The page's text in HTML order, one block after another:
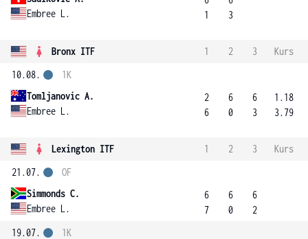
Embree L.
1
3
Bronx ITF 1 2 3
Kurs
10.08.
Tomljanovic A.
Embree L.
1K
2
6
6
0
6
3
1.18
3.79
Lexington ITF 1 2 3
Kurs
21.07.
Simmonds C.
Embree L.
OF
6
7
6
0
6
2
19.07.
1K